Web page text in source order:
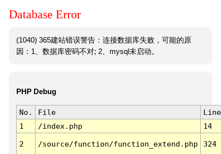
Database Error
(1040) 365建站错误警告：连接数据库失败，可能的原
因：1、数据库密码不对; 2、mysql未启动。
PHP Debug
No. File
Line
1
/index.php 14
2 /source/function/function_extend.php 324